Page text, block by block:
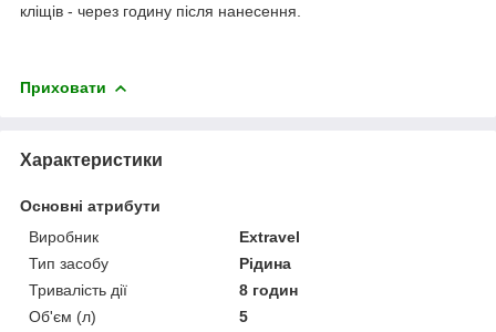
кліщів - через годину після нанесення.
Приховати
Характеристики
Основні атрибути
Виробник
Extravel
Тип засобу
Рідина
Тривалість дії
8 годин
Об'єм (л)
5